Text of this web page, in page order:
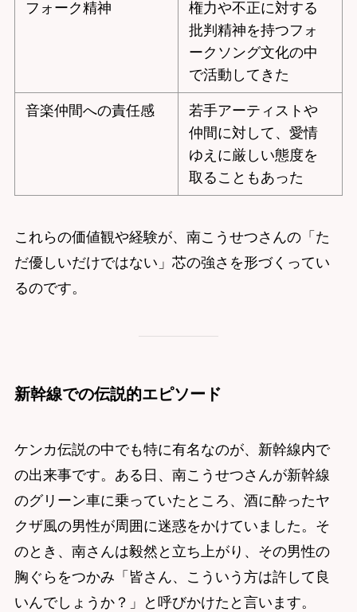
フォーク精神
権力や不正に対する
批判精神を持つフォ
ークソング文化の中
で活動してきた
音楽仲間への責任感
若手アーティストや
仲間に対して、愛情
ゆえに厳しい態度を
取ることもあった
これらの価値観や経験が、南こうせつさんの「た
だ優しいだけではない」芯の強さを形づくってい
るのです。
新幹線での伝説的エピソード
ケンカ伝説の中でも特に有名なのが、新幹線内で
の出来事です。ある日、南こうせつさんが新幹線
のグリーン車に乗っていたところ、酒に酔ったヤ
クザ風の男性が周囲に迷惑をかけていました。そ
のとき、南さんは毅然と立ち上がり、その男性の
胸ぐらをつかみ「皆さん、こういう方は許して良
いんでしょうか？」と呼びかけたと言います。